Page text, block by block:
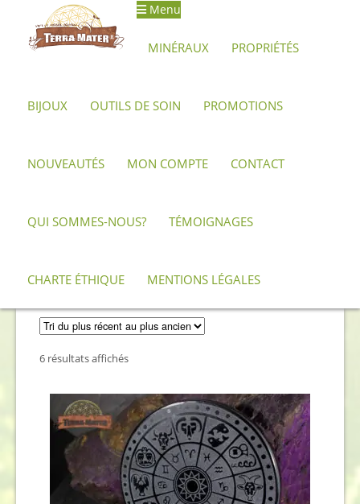
Aller
Aller
au
Menu
MINÉRAUX PROPRIÉTÉS
BIJOUX OUTILS DE SOIN PROMOTIONS
NOUVEAUTÉS MON COMPTE CONTACT
QUI SOMMES-NOUS? TÉMOIGNAGES
CHARTE ÉTHIQUE MENTIONS LÉGALES
Accueil Minéraux, pierres et cristaux
Obsidienne
l’Obsidienne noire
6 résultats affichésTrié
récent
au
plus
ancien